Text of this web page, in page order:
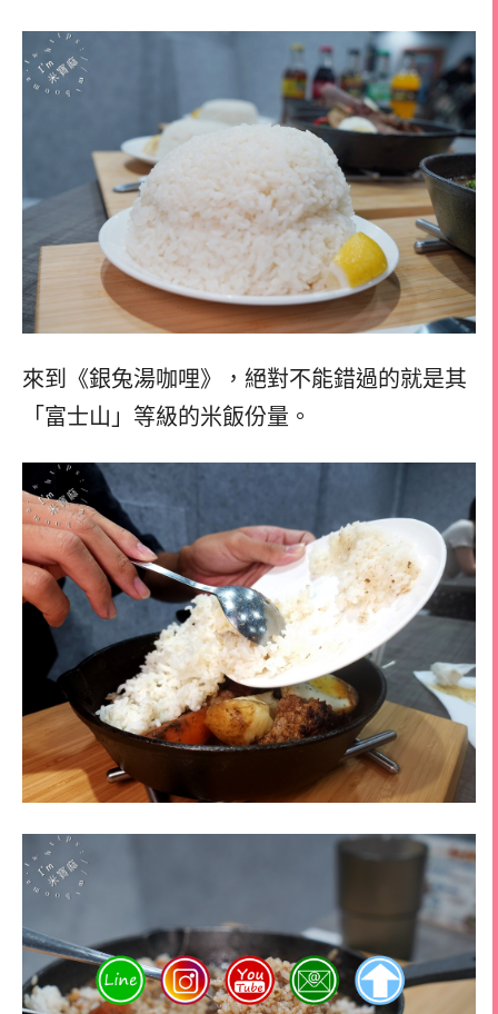
來到《銀兔湯咖哩》，絕對不能錯過的就是其
「富士山」等級的米飯份量。